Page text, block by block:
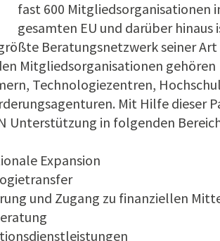
fast 600 Mitgliedsorganisationen
gesamten EU und darüber hinaus
Beratungsnetzwerk seiner
Mitgliedsorganisationen gehören
Technologiezentren,
Mit Hilfe dieser
Unterstützung in folgenden
Expansion
und Zugang zu finanziellen